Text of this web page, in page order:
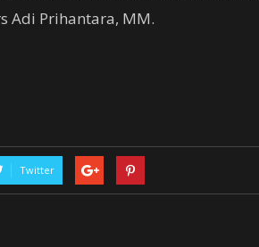
Adi Prihantara, MM.
Twitter